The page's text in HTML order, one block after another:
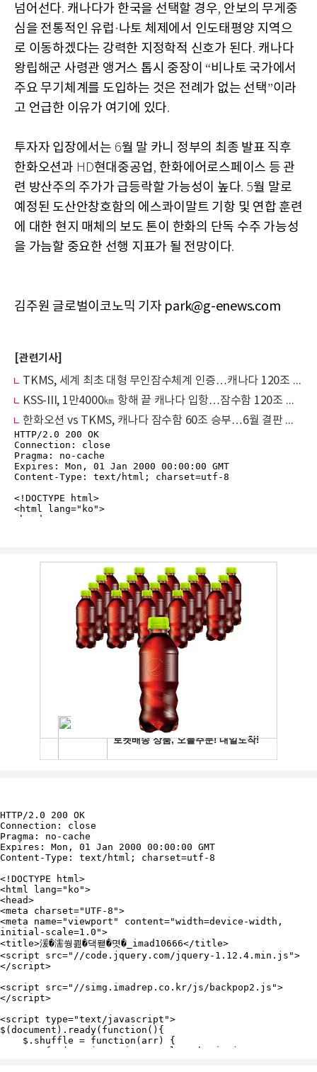
넘어선다. 캐나다가 한국을 선택할 경우, 안보의 무게중
심을 전통적인 유럽 ·나토 체제에서 인도태평양 지역으
로 이동하겠다는 강력한 지정학적 신호가 된다. 캐나다
왕립해군 사령관 앵거스 톱시 중장이 “비나토 국가에서
주요 무기체계를 도입하는 것은 전례가 없는 선택”이라
고 언급한 이유가 여기에 있다.
투자자 입장에서는 6월 말 카니 정부의 최종 발표 직후
한화오션과 HD현대중공업, 한화에어로스페이스 등 관
련 방산주의 주가가 급등락할 가능성이 높다. 5월 말로
예정된 도산안창호함의 에스콰이말트 기항 및 연합 훈련
에 대한 현지 매체의 보도 톤이 한화의 단독 수주 가능성
을 가늠할 중요한 선행 지표가 될 전망이다.
김주원 글로벌이코노믹 기자 park@g-enews.com
[관련기사]
TKMS, 세계 최초 대형 무인잠수체계 인증…캐나다 120조 수주전에 기술 카드
KSS-III, 1만4000㎞ 항해 끝 캐나다 입항…잠수함 120조 수주전 '최후의 달'
한화오션 vs TKMS, 캐나다 잠수함 60조 승부…6월 결판 임박